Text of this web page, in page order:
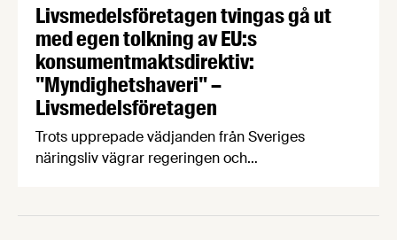
Livsmedelsföretagen tvingas gå ut
med egen tolkning av EU:s
konsumentmaktsdirektiv:
"Myndighetshaveri" –
Livsmedelsföretagen
Trots upprepade vädjanden från Sveriges
näringsliv vägrar regeringen och
kan bli att fullt fungerande varor för hundratals